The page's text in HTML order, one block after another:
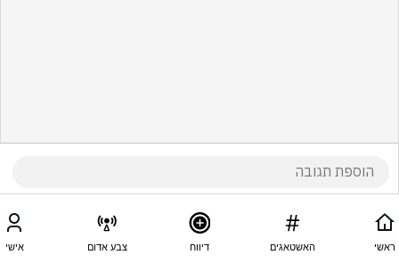
ראשי האשטאגים דיווח צבע אדום אישי